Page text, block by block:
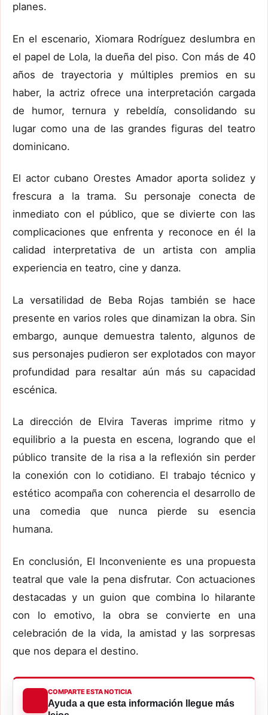
planes.
En el escenario, Xiomara Rodríguez deslumbra en
el papel de Lola, la dueña del piso. Con más de 40
años de trayectoria y múltiples premios en su
haber, la actriz ofrece una interpretación cargada
de humor, ternura y rebeldía, consolidando su
lugar como una de las grandes figuras del teatro
dominicano.
El actor cubano Orestes Amador aporta solidez y
frescura a la trama. Su personaje conecta de
inmediato con el público, que se divierte con las
complicaciones que enfrenta y reconoce en él la
calidad interpretativa de un artista con amplia
experiencia en teatro, cine y danza.
La versatilidad de Beba Rojas también se hace
presente en varios roles que dinamizan la obra. Sin
embargo, aunque demuestra talento, algunos de
sus personajes pudieron ser explotados con mayor
profundidad para resaltar aún más su capacidad
escénica.
La dirección de Elvira Taveras imprime ritmo y
equilibrio a la puesta en escena, logrando que el
público transite de la risa a la reflexión sin perder
la conexión con lo cotidiano. El trabajo técnico y
estético acompaña con coherencia el desarrollo de
una comedia que nunca pierde su esencia
humana.
En conclusión, El Inconveniente es una propuesta
teatral que vale la pena disfrutar. Con actuaciones
destacadas y un guion que combina lo hilarante
con lo emotivo, la obra se convierte en una
celebración de la vida, la amistad y las sorpresas
que nos depara el destino.
COMPARTE ESTA NOTICIA
Ayuda a que esta información llegue más